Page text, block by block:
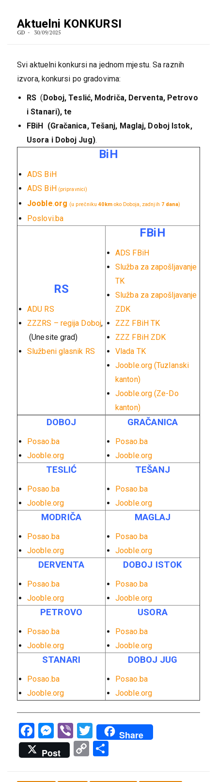
Aktuelni KONKURSI
GD 30/09/2025
Svi aktuelni konkursi na jednom mjestu. Sa raznih
izvora, konkursi po gradovima:
RS ( Doboj, Teslić, Modriča, Derventa, Petrovo
i Stanari), te
FBiH (Gračanica, Tešanj, Maglaj, Doboj Istok,
Usora i Doboj Jug).
BiH
ADS BiH
ADS BiH (pripravnici)
Jooble.org (u prečniku40kmoko Doboja, zadnjih 7 dana)
Poslovi.ba
RS
ADU RS
ZZZRS – regija Doboj,
(Unesite grad)
Službeni glasnik RS
FBiH
ADS FBiH
Služba za zapošljavanje
TK
Služba za zapošljavanje
ZDK
ZZZ FBiH TK
ZZZ FBiH ZDK
Vlada TK
Jooble.org (Tuzlanski
kanton)
Jooble.org (Ze-Do
kanton)
DOBOJ
Posao.ba
Jooble.org
GRAČANICA
Posao.ba
Jooble.org
TESLIĆ
Posao.ba
Jooble.org
TEŠANJ
Posao.ba
Jooble.org
MODRIČA
Posao.ba
Jooble.org
MAGLAJ
Posao.ba
Jooble.org
DERVENTA
Posao.ba
Jooble.org
DOBOJ ISTOK
Posao.ba
Jooble.org
PETROVO
Posao.ba
Jooble.org
USORA
Posao.ba
Jooble.org
STANARI
Posao.ba
Jooble.org
DOBOJ JUG
Posao.ba
Jooble.org
Facebook
Messenger
ViberTwitter
Share
Post
Copy